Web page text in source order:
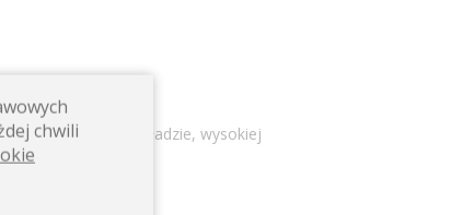
o przejrzystym składzie, wysokiej
chwili